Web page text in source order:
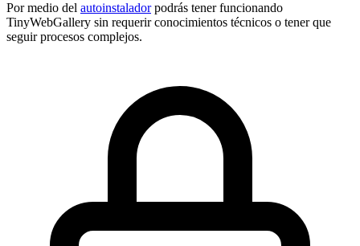
Por medio del autoinstaladorpodrás tener funcionando
TinyWebGallery sin requerir conocimientos técnicos o tener que
seguir procesos complejos.